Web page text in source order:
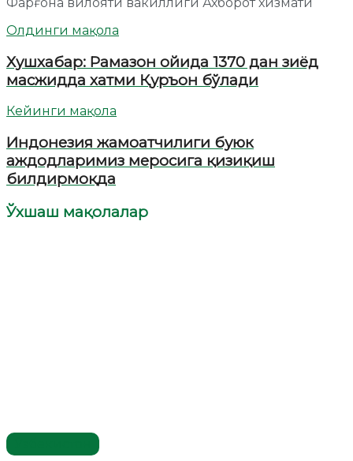
Олдинги мақола
Хушхабар: Рамазон ойида 1370 дан зиёд
масжидда хатми Қуръон бўлади
Кейинги мақола
Индонезия жамоатчилиги буюк
аждодларимиз меросига қизиқиш
билдирмоқда
Ўхшаш мақолалар